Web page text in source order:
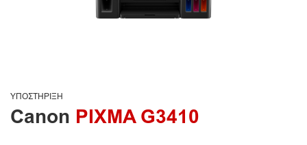
ΥΠΟΣΤΉΡΙΞΗ
Canon PIXMA G3410